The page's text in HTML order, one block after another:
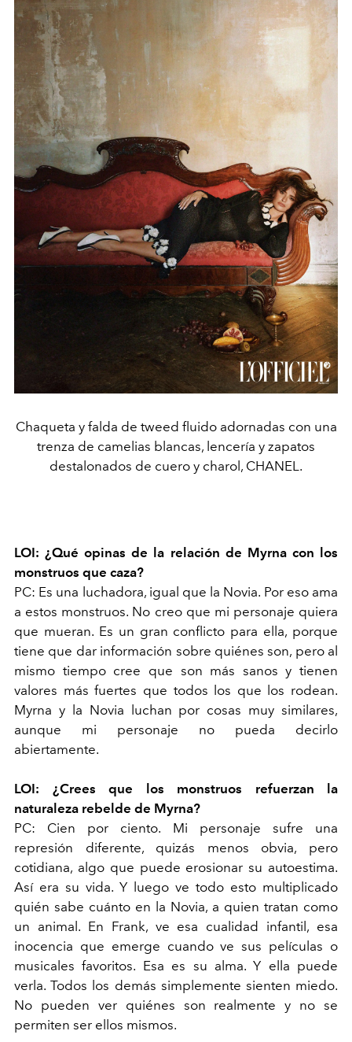
Chaqueta y falda de tweed fluido adornadas con una
trenza de camelias blancas, lencería y zapatos
destalonados de cuero y charol, CHANEL.
LOI: ¿Qué opinas de la relación de Myrna con los
monstruos que caza?
PC: Es una luchadora, igual que la Novia. Por eso ama
a estos monstruos. No creo que mi personaje quiera
que mueran. Es un gran conflicto para ella, porque
tiene que dar información sobre quiénes son, pero al
mismo tiempo cree que son más sanos y tienen
valores más fuertes que todos los que los rodean.
Myrna y la Novia luchan por cosas muy similares,
aunque mi personaje no pueda decirlo
abiertamente.
LOI: ¿Crees que los monstruos refuerzan la
naturaleza rebelde de Myrna?
PC: Cien por ciento. Mi personaje sufre una
represión diferente, quizás menos obvia, pero
cotidiana, algo que puede erosionar su autoestima.
Así era su vida. Y luego ve todo esto multiplicado
quién sabe cuánto en la Novia, a quien tratan como
un animal. En Frank, ve esa cualidad infantil, esa
inocencia que emerge cuando ve sus películas o
musicales favoritos. Esa es su alma. Y ella puede
verla. Todos los demás simplemente sienten miedo.
No pueden ver quiénes son realmente y no se
permiten ser ellos mismos.